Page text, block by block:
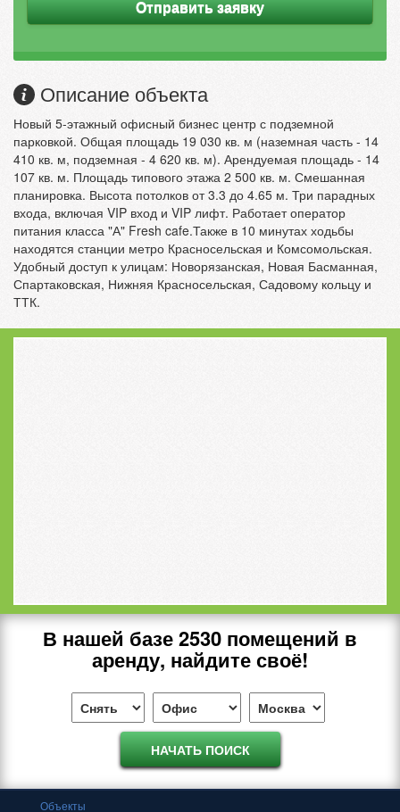
Отправить заявку
Описание объекта
Новый 5-этажный офисный бизнес центр с подземной
парковкой. Общая площадь 19 030 кв. м (наземная часть - 14
410 кв. м, подземная - 4 620 кв. м). Арендуемая площадь - 14
107 кв. м. Площадь типового этажа 2 500 кв. м. Смешанная
планировка. Высота потолков от 3.3 до 4.65 м. Три парадных
входа, включая VIP вход и VIP лифт. Работает оператор
питания класса "А" Fresh cafe.Также в 10 минутах ходьбы
находятся станции метро Красносельская и Комсомольская.
Удобный доступ к улицам: Новорязанская, Новая Басманная,
Спартаковская, Нижняя Красносельская, Садовому кольцу и
ТТК.
В нашей базе2530 помещений в
аренду, найдите своё!
Объекты